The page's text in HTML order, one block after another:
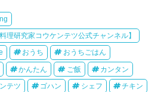
理研究家コウケンテツ公式チャンネル】
おうち おうちごはん
かんたん ご飯 カンタン
テツ ゴハン シェフ チキン